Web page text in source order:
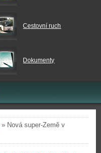
Cestovní ruch
Dokumenty
» Nová super-Země v